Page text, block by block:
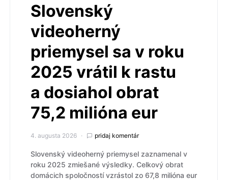
Slovenský
videoherný
priemysel sa v roku
2025 vrátil k rastu
a dosiahol obrat
75,2 milióna eur
4. augusta 2026 pridaj komentár
Slovenský videoherný priemysel zaznamenal v
roku 2025 zmiešané výsledky. Celkový obrat
domácich spoločností vzrástol zo 67,8 milióna eur